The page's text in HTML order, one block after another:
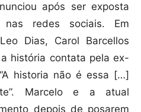
após ser exposta
nas redes sociais. Em
Dias, Carol Barcellos
história contata pela ex-
historia não é essa […]
Marcelo e a atual
depois de posarem